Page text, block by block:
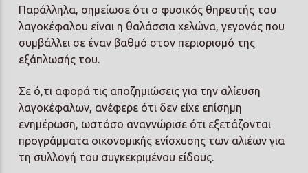
Παράλληλα, σημείωσε ότι ο φυσικός θηρευτής του
λαγοκέφαλου είναι η θαλάσσια χελώνα, γεγονός που
συμβάλλει σε έναν βαθμό στον περιορισμό της
εξάπλωσής του.
Σε ό,τι αφορά τις αποζημιώσεις για την αλίευση
λαγοκέφαλων, ανέφερε ότι δεν είχε επίσημη
ενημέρωση, ωστόσο αναγνώρισε ότι εξετάζονται
προγράμματα οικονομικής ενίσχυσης των αλιέων για
τη συλλογή του συγκεκριμένου είδους.